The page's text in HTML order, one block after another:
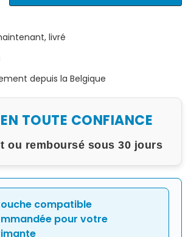
livré
depuis la Belgique
TOUTE CONFIANCE
ou remboursé sous 30 jours
compatible
pour votre